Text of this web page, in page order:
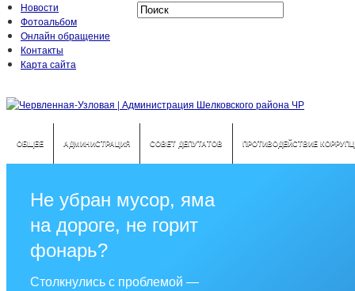
Новости
Фотоальбом
Онлайн обращение
Контакты
Карта сайта
ОБЩЕЕ АДМИНИСТРАЦИЯ СОВЕТ ДЕПУТАТОВ ПРОТИВОДЕЙСТВИЕ
Не убран мусор, яма
на дороге, не горит
фонарь?
Столкнулись с проблемой —